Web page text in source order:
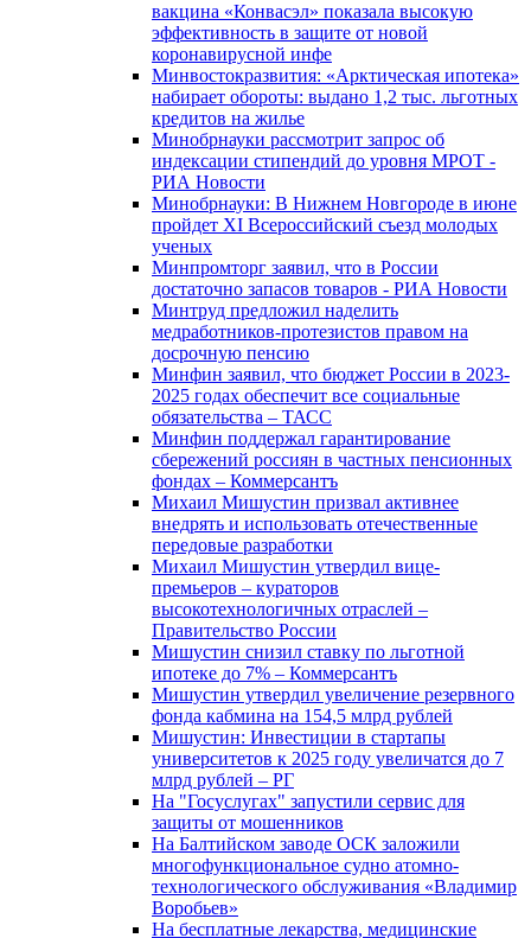
вакцина «Конвасэл» показала высокую
эффективность в защите от новой
коронавирусной инфе
Минвостокразвития: «Арктическая ипотека»
набирает обороты: выдано 1,2 тыс. льготных
кредитов на жилье
Минобрнауки рассмотрит запрос об
индексации стипендий до уровня МРОТ -
РИА Новости
Минобрнауки: В Нижнем Новгороде в июне
пройдет XI Всероссийский съезд молодых
ученых
Минпромторг заявил, что в России
достаточно запасов товаров - РИА Новости
Минтруд предложил наделить
медработников-протезистов правом на
досрочную пенсию
Минфин заявил, что бюджет России в 2023-
2025 годах обеспечит все социальные
обязательства – ТАСС
Минфин поддержал гарантирование
сбережений россиян в частных пенсионных
фондах – Коммерсантъ
Михаил Мишустин призвал активнее
внедрять и использовать отечественные
передовые разработки
Михаил Мишустин утвердил вице-
премьеров – кураторов
высокотехнологичных отраслей –
Правительство России
Мишустин снизил ставку по льготной
ипотеке до 7% – Коммерсантъ
Мишустин утвердил увеличение резервного
фонда кабмина на 154,5 млрд рублей
Мишустин: Инвестиции в стартапы
университетов к 2025 году увеличатся до 7
млрд рублей – РГ
На "Госуслугах" запустили сервис для
защиты от мошенников
На Балтийском заводе ОСК заложили
многофункциональное судно атомно-
технологического обслуживания «Владимир
Воробьев»
На бесплатные лекарства, медицинские